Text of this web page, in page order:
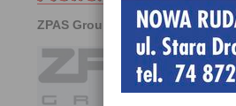
ZPAS Group